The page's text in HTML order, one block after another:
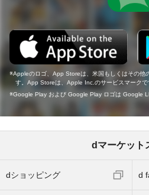
Appleのロゴ、App Storeは、米国もしくはその他
す。App Storeは、Apple Inc.のサービスマークで
Google Play および Google Play ロゴは Google
dマーケット
dショッピング d